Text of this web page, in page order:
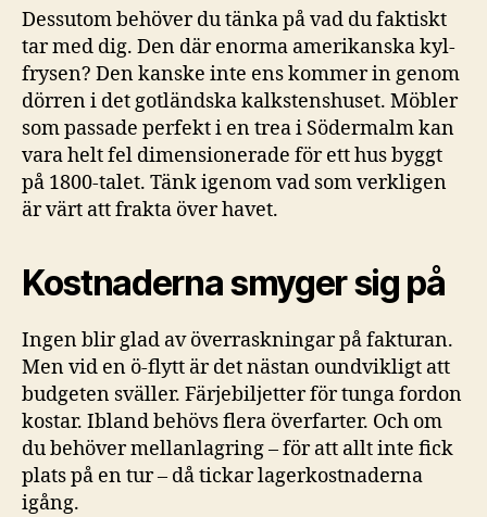
Dessutom behöver du tänka på vad du faktiskt
tar med dig. Den där enorma amerikanska kyl-
frysen? Den kanske inte ens kommer in genom
dörren i det gotländska kalkstenshuset. Möbler
som passade perfekt i en trea i Södermalm kan
vara helt fel dimensionerade för ett hus byggt
på 1800-talet. Tänk igenom vad som verkligen
är värt att frakta över havet.
Kostnaderna smyger sig på
Ingen blir glad av överraskningar på fakturan.
Men vid en ö-flytt är det nästan oundvikligt att
budgeten sväller. Färjebiljetter för tunga fordon
kostar. Ibland behövs flera överfarter. Och om
du behöver mellanlagring – för att allt inte fick
plats på en tur – då tickar lagerkostnaderna
igång.